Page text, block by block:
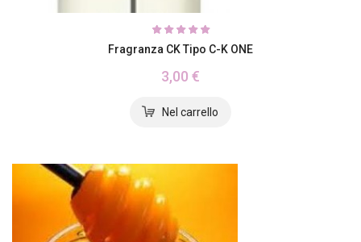
Fragranza CK Tipo C-K ONE
3,00 €